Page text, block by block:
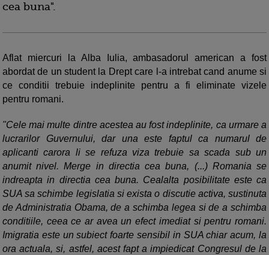
cea buna".
Aflat miercuri la Alba Iulia, ambasadorul american a fost
abordat de un student la Drept care l-a intrebat cand anume si
ce conditii trebuie indeplinite pentru a fi eliminate vizele
pentru romani.
"Cele mai multe dintre acestea au fost indeplinite, ca urmare a
lucrarilor Guvernului, dar una este faptul ca numarul de
aplicanti carora li se refuza viza trebuie sa scada sub un
anumit nivel. Merge in directia cea buna, (...) Romania se
indreapta in directia cea buna. Cealalta posibilitate este ca
SUA sa schimbe legislatia si exista o discutie activa, sustinuta
de Administratia Obama, de a schimba legea si de a schimba
conditiile, ceea ce ar avea un efect imediat si pentru romani.
Imigratia este un subiect foarte sensibil in SUA chiar acum, la
ora actuala, si, astfel, acest fapt a impiedicat Congresul de la